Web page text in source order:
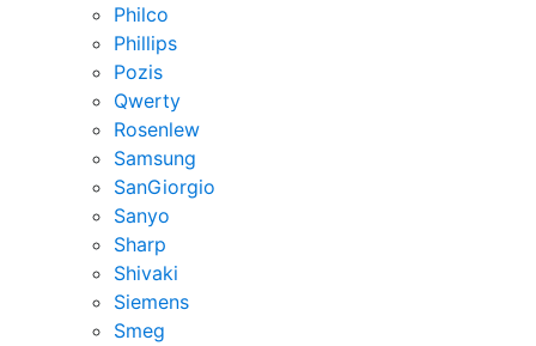
Philco
Phillips
Pozis
Qwerty
Rosenlew
Samsung
SanGiorgio
Sanyo
Sharp
Shivaki
Siemens
Smeg